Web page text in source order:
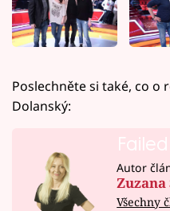
Poslechněte si také, co o
Dolanský:
Autor
Všechny